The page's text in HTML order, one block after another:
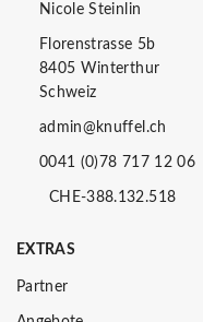
Nicole Steinlin
Florenstrasse 5b
8405 Winterthur
Schweiz
admin@knuffel.ch
0041 (0)78 717 12 06
CHE-388.132.518
EXTRAS
Partner